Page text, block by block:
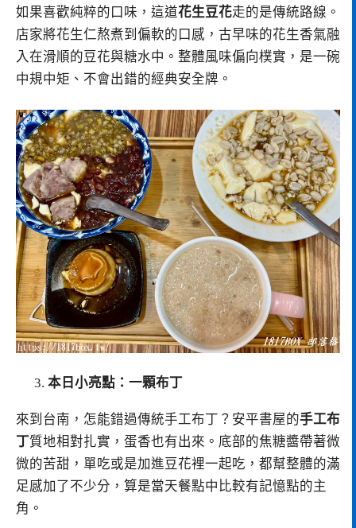
如果喜歡純粹的口味，這道花生豆花走的是傳統路線。
店家將花生仁熬煮到偏軟的口感，古早味的花生香氣融
入在滑順的豆花與糖水中。整體風味偏向樸實，是一碗
中規中矩、不會出錯的經典安全牌。
本日小亮點：一顆布丁
來到台南，怎能錯過傳統手工布丁？安平書屋的手工布
丁質地相對扎實，蛋香也有出來。底部的焦糖醬帶著微
微的苦甜，單吃或是加進豆花裡一起吃，都幫整體的滿
足感加了不少分，算是當天餐點中比較有記憶點的主
角。